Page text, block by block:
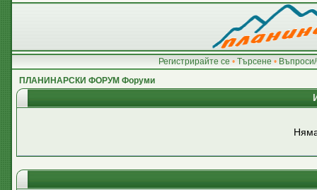
Регистрирайте се • Търсене •
ПЛАНИНАРСКИ ФОРУМ Форуми